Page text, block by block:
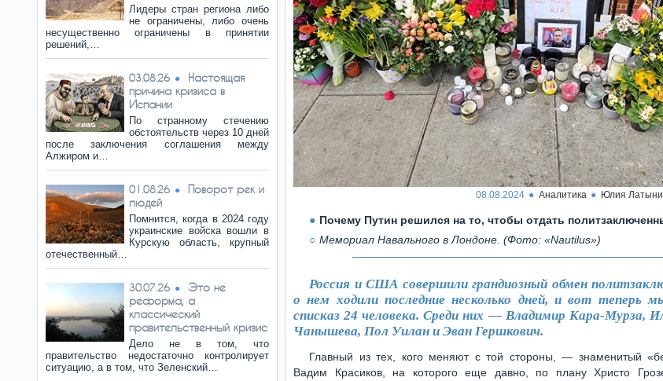
Лидеры стран региона либо
не ограничены, либо очень
несущественно ограничены в принятии
решений,…
03.08.26
Настоящая
причина кризиса в
Испании
По странному стечению
обстоятельств через 10 дней
после заключения соглашения между
Алжиром и…
01.08.26
Поворот рек и
людей
Помнится, когда в 2024 году
украинские войска вошли в
Курскую область, крупный
отечественный…
30.07.26
Это не
реформа, а
классический
правительственный кризис
Дело не в том, что
правительство недостаточно контролирует
ситуацию, а в том, что Зеленский…
08.08.2024 Аналитика Юлия
Почему Путин решился на то, чтобы отдать
Мемориал Навального в Лондоне. (Фото: «Nautilus»)
Россия и США совершили грандиозный обмен
о нем ходили последние несколько дней, и вот теперь
списказ 24 человека. Среди них — Владимир Кара-Мурза,
Чанышева, Пол Уилан и Эван Гершкович.
Главный из тех, кого меняют с той стороны, — знаменитый
Вадим Красиков, на которого еще давно, по плану Христо